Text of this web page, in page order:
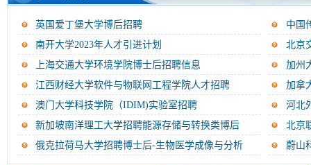
英国爱丁堡大学博后招聘
中国
南开大学2023年人才引进计划
北京
招...
上海交通大学环境学院博士后招聘信息
加州
江西财经大学软件与物联网工程学院人才招聘
加拿
及...
澳门大学科技学院（IDIM)实验室招聘
河北
新加坡南洋理工大学招聘能源存储与转换类博后
北京
告...
俄克拉荷马大学招聘博士后-生物医学成像与分析 蔚山